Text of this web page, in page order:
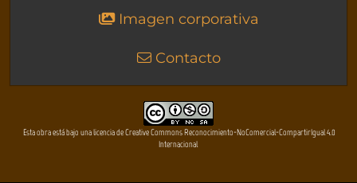
Imagen corporativa
Contacto
Esta obra está bajo una licencia de Creative Commons Reconocimiento-NoComercial-CompartirIgual 4.0
Internacional